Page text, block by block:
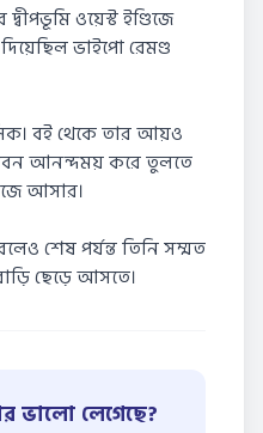
ওয়েস্ট ইণ্ডিজে
ভাইপো রেমণ্ড
বই থেকে তার আয়ও
আনন্দময় করে তুলতে
আসার।
শেষ পর্যন্ত তিনি সম্মত
ছেড়ে আসতে।
ভালো লেগেছে?